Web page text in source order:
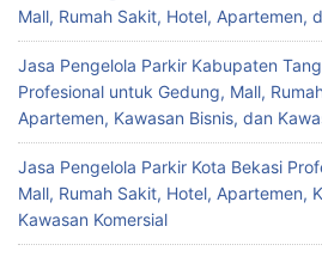
Mall, Rumah Sakit, Hotel, Apartemen,
Jasa Pengelola Parkir Kabupaten
Profesional untuk Gedung, Mall,
Apartemen, Kawasan Bisnis, dan
Jasa Pengelola Parkir Kota Bekasi
Mall, Rumah Sakit, Hotel, Apartemen,
Kawasan Komersial